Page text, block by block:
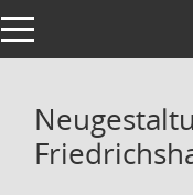
Toggle navigation